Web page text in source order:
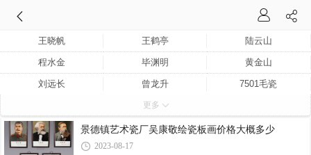
王晓帆 王鹤亭 陆云山
程水金 毕渊明 黄金山
刘远长 曾龙升 7501毛瓷
景德镇艺术瓷厂美研室
张松茂 王锡良 轻工部陶瓷研究所
赵惠民
更多
景德镇艺术瓷厂吴康敬绘瓷板画价格大概多少
2023-08-17